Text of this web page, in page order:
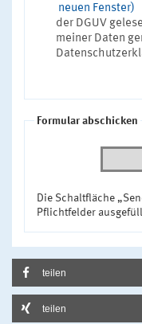
neuen Fenster)
der DGUV
meiner Daten
Formular abschicken
Die Schaltfläche
Pflichtfelder
teilen
teilen